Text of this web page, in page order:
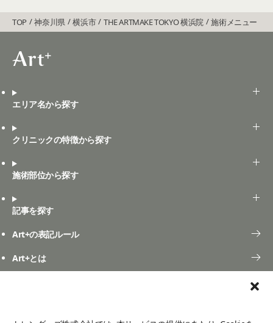
TOP 神奈川県 横浜市 THE ARTMAKE TOKYO 横浜院 施術メニュー
エリア名から探す
クリニックの特徴から探す
施術部位から探す
記事を探す
Art+の表記ルール
Art+とは